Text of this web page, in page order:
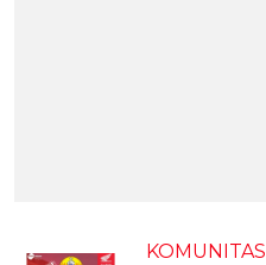
KOMUNITAS